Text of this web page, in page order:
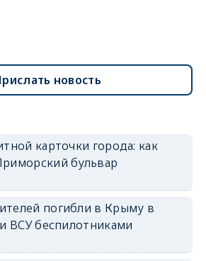
новость
карточки города: как
бульвар
погибли в Крыму в
ВСУ беспилотниками